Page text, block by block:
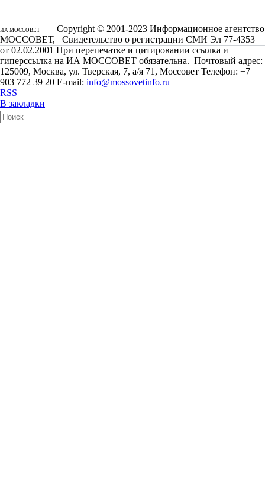
ИА МОССОВЕТ
Copyright © 2001-2023 Информационное агентство
МОССОВЕТ, Свидетельство о регистрации СМИ Эл 77-4353
от 02.02.2001 При перепечатке и цитировании ссылка и
гиперссылка на ИА МОССОВЕТ обязательна. Почтовый адрес:
125009, Москва, ул. Тверская, 7, а/я 71, Моссовет Телефон: +7
903 772 39 20 E-mail: info@mossovetinfo.ru
RSS
В закладки